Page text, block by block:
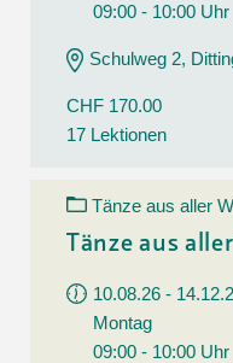
09:00 - 10:00 Uhr
Schulweg 2,
CHF 170.00
17 Lektionen
Tänze aus aller
Tänze aus
10.08.26 -
Montag
09:00 - 10:00 Uhr